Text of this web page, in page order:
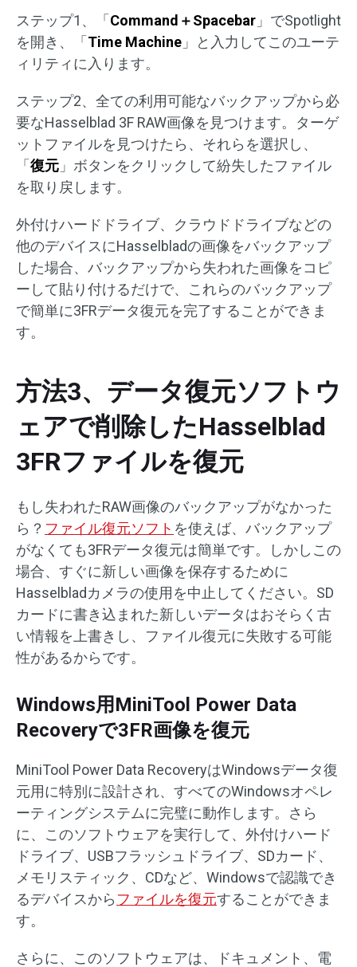
ステップ1、「Command＋Spacebar 」でSpotlight
を開き、「Time Machine 」と入力してこのユーテ
ィリティに入ります。
ステップ2、全ての利用可能なバックアップから必
要なHasselblad 3F RAW画像を見つけます。ターゲ
ットファイルを見つけたら、それらを選択し、
「復元 」ボタンをクリックして紛失したファイル
を取り戻します。
外付けハードドライブ、クラウドドライブなどの
他のデバイスにHasselbladの画像をバックアップ
した場合、バックアップから失われた画像をコピ
ーして貼り付けるだけで、これらのバックアップ
で簡単に3FRデータ復元を完了することができま
す。
方法3、データ復元ソフトウ
ェアで削除したHasselblad
3FRファイルを復元
もし失われたRAW画像のバックアップがなかった
ら？ ファイル復元ソフト を使えば、バックアップ
がなくても3FRデータ復元は簡単です。しかしこの
場合、すぐに新しい画像を保存するために
Hasselbladカメラの使用を中止してください。SD
カードに書き込まれた新しいデータはおそらく古
い情報を上書きし、ファイル復元に失敗する可能
性があるからです。
Windows用MiniTool Power Data
Recoveryで3FR画像を復元
MiniTool Power Data RecoveryはWindowsデータ復
元用に特別に設計され、すべてのWindowsオペレ
ーティングシステムに完璧に動作します。さら
に、このソフトウェアを実行して、外付けハード
ドライブ、USBフラッシュドライブ、SDカード、
メモリスティック、CDなど、Windowsで認識でき
るデバイスから ファイルを復元することができま
す。
さらに、このソフトウェアは、ドキュメント、電